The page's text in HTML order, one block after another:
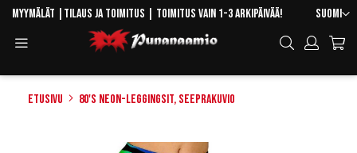
Skip
Content
Kieli
Suomi
Myymälät Tilaus ja toimitus | Toimitus vain 1-3 arkipäivää!
Hae
Etusivu 80's neon-leggingsit, seeprakuvio